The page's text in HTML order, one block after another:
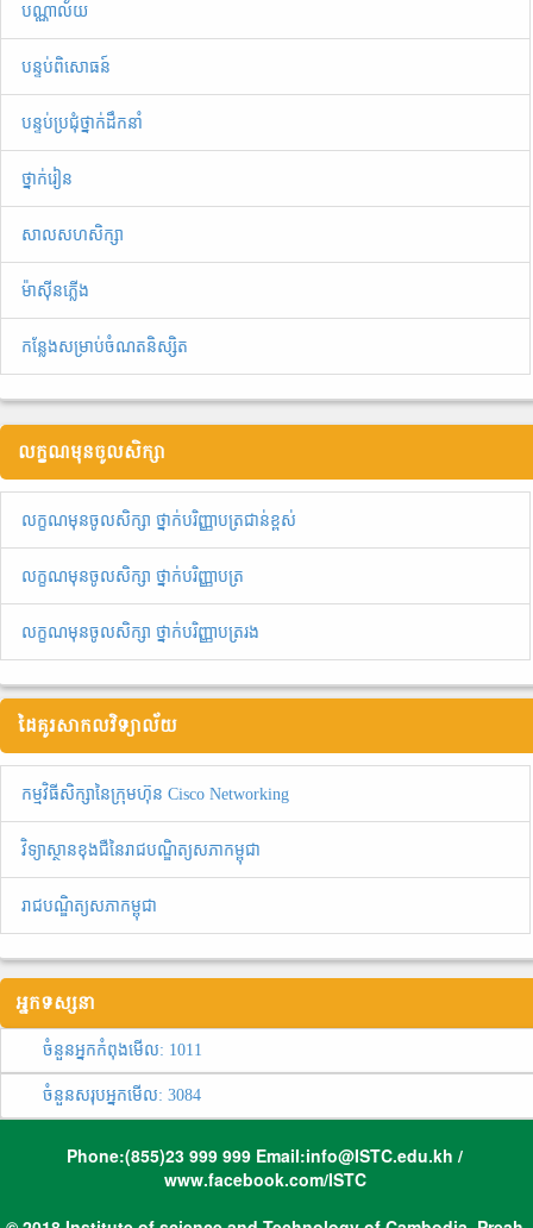
បណ្ណាល័យ
បន្ទប់ពិសោធន៍
បន្ទប់ប្រជុំថ្នាក់ដឹកនាំ
ថ្នាក់រៀន
សាលសហសិក្សា
ម៉ាស៊ីនភ្លើង
កន្លែងសម្រាប់ចំណតនិស្សិត
លក្ខណមុនចូលសិក្សា
លក្ខណមុនចូលសិក្សា ថ្នាក់បរិញ្ញាបត្រជាន់ខ្ពស់
លក្ខណមុនចូលសិក្សា ថ្នាក់បរិញ្ញាបត្រ
លក្ខណមុនចូលសិក្សា ថ្នាក់បរិញ្ញាបត្ររង
ដៃគូរសាកលវិទ្យាល័យ
កម្មវិធីសិក្សានៃក្រុមហ៊ុន Cisco Networking
វិទ្យាស្ថានខុងជឺនៃរាជបណ្ឌិត្យសភាកម្ពុជា
រាជបណ្ឌិត្យសភាកម្ពុជា
អ្នកទស្សនា
ចំនួនអ្នកកំពុងមើល: 1011
ចំនួនសរុបអ្នកមើល: 3084
Phone:(855)23 999 999 Email:info@ISTC.edu.kh /
www.facebook.com/ISTC